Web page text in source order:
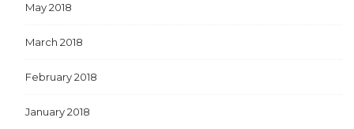
May 2018
March 2018
February 2018
January 2018